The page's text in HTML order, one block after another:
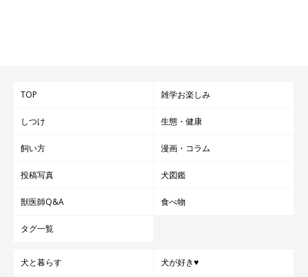
TOP 雑学お楽しみ
しつけ 生態・健康
飼い方 漫画・コラム
投稿写真 犬図鑑
獣医師Q&A 食べ物
タグ一覧
犬と暮らす 犬が好き♥